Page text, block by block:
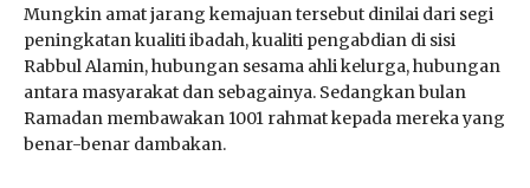
Mungkin amat jarang kemajuan tersebut dinilai dari segi
peningkatan kualiti ibadah, kualiti pengabdian di sisi
Rabbul Alamin, hubungan sesama ahli kelurga, hubungan
antara masyarakat dan sebagainya. Sedangkan bulan
Ramadan membawakan 1001 rahmat kepada mereka yang
benar-benar dambakan.